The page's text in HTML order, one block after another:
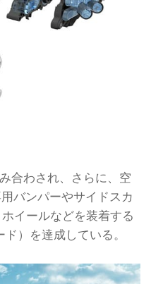
合わされ、さらに、空
バンパーやサイドスカ
イールなどを装着する
）を達成している。